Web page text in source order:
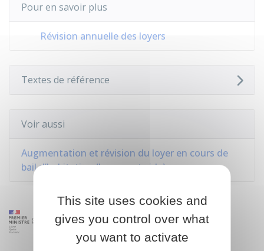
Pour en savoir plus
Révision annuelle des loyers
Textes de référence
Voir aussi
Augmentation et révision du loyer en cours de
bail d’habitation (logement vide)
This site uses cookies and
gives you control over what
you want to activate